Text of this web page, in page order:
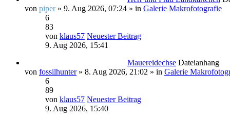
von piper» 9. Aug 2026, 07:24 » in Galerie Makrofotografie
6
83
von klaus57 Neuester Beitrag
9. Aug 2026, 15:41
Mauereidechse Dateianhang
von fossilhunter» 8. Aug 2026, 21:02 » in Galerie
6
89
von klaus57 Neuester Beitrag
9. Aug 2026, 15:40